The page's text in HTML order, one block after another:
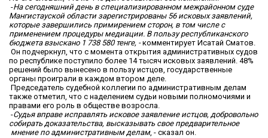
-На сегодняшний день в специализированном межрайонном суде
Мангистауской области зарегистрированы 56 исковых заявлений,
которые завершились примирением сторон, в том числе с
применением процедуры медиации. В пользу республиканского
бюджета взыскано 1 738 580 тенге, -комментирует Исатай Сматов.
Он подчеркнул, что с момента открытия административных судов
по республике поступило более 14 тысяч исковых заявлений. 48%
решений было вынесено в пользу истцов, государственные
органы проиграли в каждом втором деле.
Председатель судебной коллегии по административным делам
также отметил, что с наделением судьи новыми полномочиями и
правами его роль в обществе возросла.
-Судья вправе исправлять исковое заявление истцов, добровольно
собирать доказательства, высказывать свое предварительное
мнение по административным делам, - сказал он.